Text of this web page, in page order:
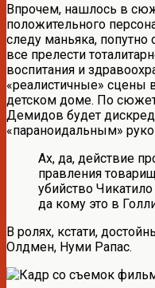
Впрочем, нашлось в
положительного
следу маньяка, попутно
все прелести
воспитания и
«реалистичные» сцены
детском доме. По
Демидов будет
«параноидальным»
Ах, да, действие
правления
убийство
да кому это в
В ролях, кстати,
Олдмен, Нуми Рапас.